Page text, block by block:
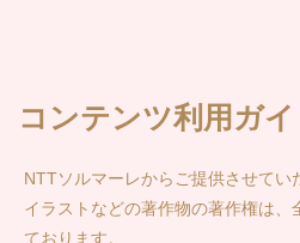
コンテンツ利用ガ
NTTソルマーレからご提供させてい
イラストなどの著作物の著作権は、
ております。